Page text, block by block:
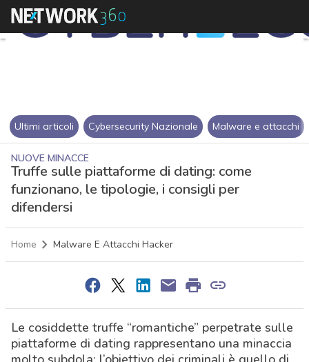
Ultimi articoli Cybersecurity Nazionale Malware e attacchi
NUOVE MINACCE
Truffe sulle piattaforme di dating: come
funzionano, le tipologie, i consigli per
difendersi
Home Malware E Attacchi Hacker
Le cosiddette truffe “romantiche” perpetrate sulle
piattaforme di dating rappresentano una minaccia